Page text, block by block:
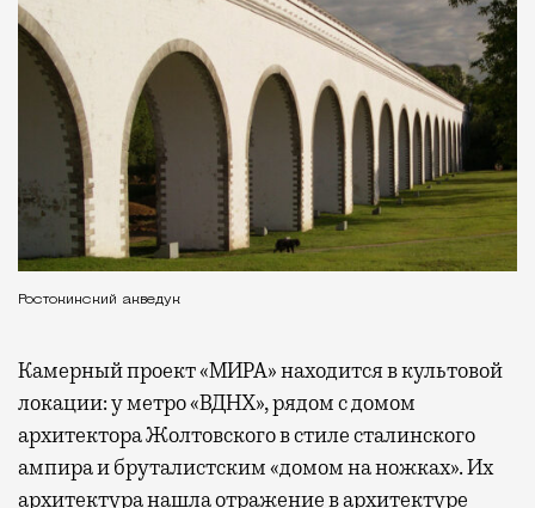
Ростокинский акведук
Камерный проект «МИРА» находится в культовой
локации: у метро «ВДНХ», рядом с домом
архитектора Жолтовского в стиле сталинского
ампира и бруталистским «домом на ножках». Их
архитектура нашла отражение в архитектуре